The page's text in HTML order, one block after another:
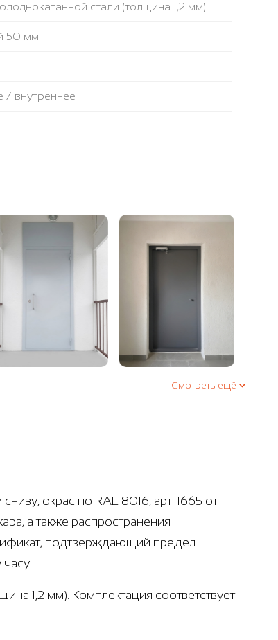
стали (толщина 1,2 мм)
50 мм
/ внутреннее
Смотреть ещё
окрас по RAL 8016, арт. 1665 от
а также распространения
подтверждающий предел
1,2 мм). Комплектация соответствует